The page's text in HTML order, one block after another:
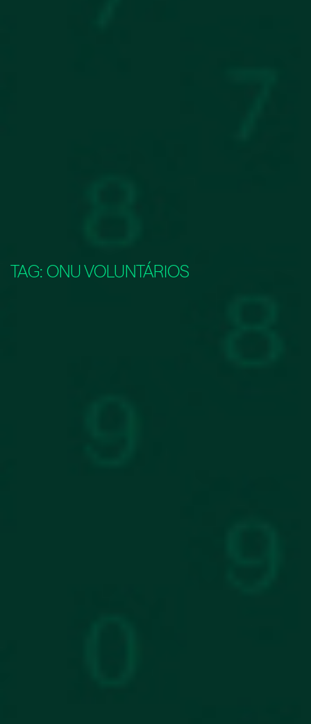
TAG: ONU VOLUNTÁRIOS